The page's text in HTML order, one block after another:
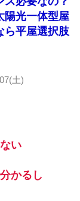
陽光一体型屋
ら平屋選択肢
土)
い
かるし